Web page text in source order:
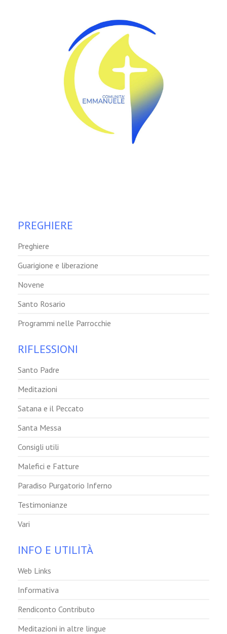
PREGHIERE
Preghiere
Guarigione e liberazione
Novene
Santo Rosario
Programmi nelle Parrocchie
RIFLESSIONI
Santo Padre
Meditazioni
Satana e il Peccato
Santa Messa
Consigli utili
Malefici e Fatture
Paradiso Purgatorio Inferno
Testimonianze
Vari
INFO E UTILITÀ
Web Links
Informativa
Rendiconto Contributo
Meditazioni in altre lingue